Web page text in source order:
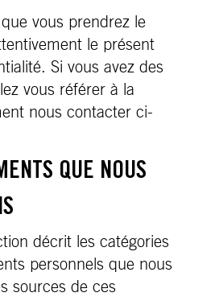
vous prendrez le
le présent
Si vous avez des
vous référer à la
nous contacter ci-
QUE NOUS
décrit les catégories
personnels que nous
sources de ces